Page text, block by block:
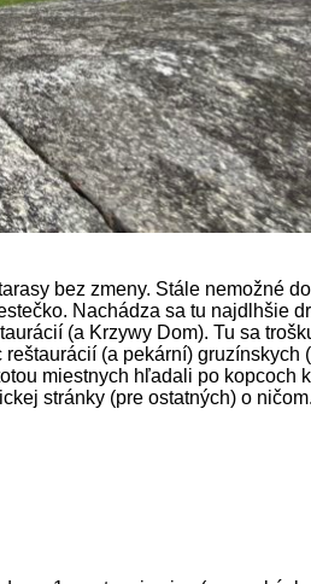
bez zmeny. Stále nemožné
Nachádza sa tu najdlhšie
(a Krzywy Dom). Tu sa
(a pekární)
miestnych hľadali po kopcoch
stránky (pre ostatných) o ničom.